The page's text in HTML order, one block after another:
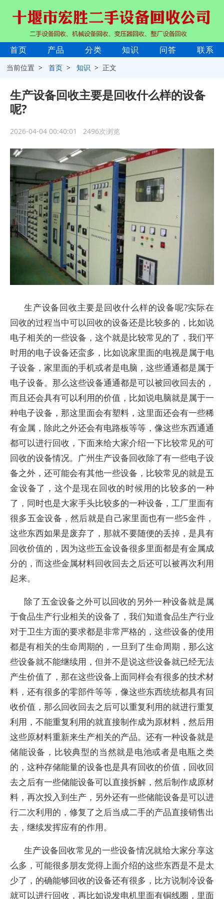
首页 产品 分类 知识 问答 联系
当前位置 >首页 >知识 > 正文
生产设备回收主要是回收什么样的设备
呢?
2026-04-04 00:40:01 2496次浏览
生产设备回收主要是回收什么样的设备呢?实际在
回收的过程当中可以回收的设备还是比较多的，比如说
电子相关的一些设备，这个就是比较常见的了，我们平
时用的电子设备还蛮多，比如说家里面的电视是属于电
子设备，家里面的手机或者是电脑，这些通通都是属于
电子设备。那么这些设备通通都是可以被回收回去的，
而且还会具有可以利用的价值，比如说电脑就是属于一
种电子设备，那这里面会有塑料，这里面还会有一些稀
有金属，除此之外还会有电路板等等，像这些东西通通
都可以进行回收，下面来给大家介绍一下比较常见的可
回收的设备情况。广州生产设备回收除了有一些电子设
备之外，还可能会有其他一些设备，比较常见的就是五
金设备了，这个是现在回收的时候用的比较多的一种
了，同时也是大家手头比较多的一种设备，工厂里面有
很多五金设备，然后就是自己家里面也有一些5金件，
这些东西如果是废弃了，那就不要随便的丢掉，是具有
回收价值的，因为这些五金设备很多里面都是有金属成
分的，而这些金属材料回收回去之后还可以被再次利用
起来。
除了五金设备之外可以回收的另外一种设备就是属
于食品生产行业相关的设备了，我们知道食品生产行业
对于卫生方面的要求都是非常严格的，这些设备的使用
都是有相关的生命周期的，一旦到了生命周期，那么这
些设备就不能继续用，但并不是说这些设备就已经无法
产生价值了，那在这些设备上面同样会有很多的技术材
料，还有很多的零部件等等，像这些东西统统都具有回
收价值，那么回收回去之后可以重复利用的就进行重复
利用，不能重复利用的就直接制作成为原材料，然后用
这些原材料重新来生产相关的产品。还有一种设备就是
储能设备，比较典型的当然就是电池或者是电瓶之类
的，这种存储能量的设备也是具有回收的价值，回收回
去之后有一些储能设备可以直接拆解，然后制作成原材
料，再次投入到生产，另外还有一些储能设备是可以进
行二次利用的，修复了之后当成二手的产品直接销售出
去，继续发挥应有的作用。
生产设备回收常见的一些设备情况就给大家分享这
么多，可能很多朋友觉得上面介绍的这些东西是不是太
少了，的确能够回收的设备还有很多，比方说制冷设备
就可以进行回收，再比如说发电机里面有铜线圈，里面